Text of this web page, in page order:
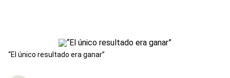
“El único resultado era ganar”